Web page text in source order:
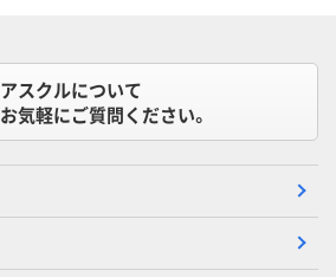
アスクルについて
お気軽にご質問ください。